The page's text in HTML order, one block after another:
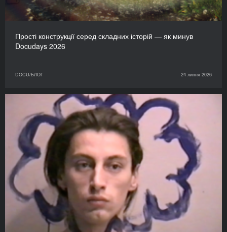
Прості конструкції серед складних історій — як минув
Docudays 2026
DOCU/БЛОГ 24 липня 2026